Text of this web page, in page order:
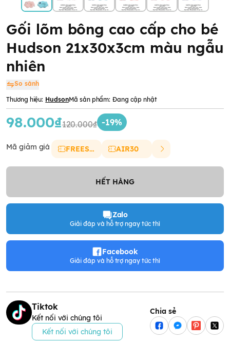
Gối lõm bông cao cấp cho bé
Hudson 21x30x3cm màu ngẫu
nhiên
So sánh
Thương hiệu: HudsonMã sản phẩm: Đang cập nhật
98.000₫120.000₫ -19%
Mã giảm giá FREESHIP AIR30
HẾT HÀNG
Zalo
Giải đáp và hỗ trợ ngay tức thì
Facebook
Giải đáp và hỗ trợ ngay tức thì
Tiktok
Kết nối với chúng tôi
Kết nối với chúng tôi
Chia sẻ